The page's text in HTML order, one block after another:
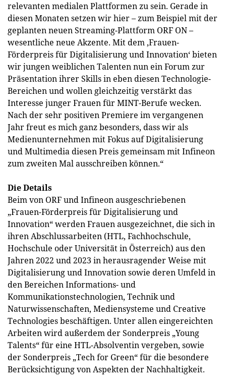
relevanten medialen Plattformen zu sein. Gerade in
diesen Monaten setzen wir hier – zum Beispiel mit der
geplanten neuen Streaming-Plattform ORF ON –
wesentliche neue Akzente. Mit dem ‚Frauen-
Förderpreis für Digitalisierung und Innovation‘ bieten
wir jungen weiblichen Talenten nun ein Forum zur
Präsentation ihrer Skills in eben diesen Technologie-
Bereichen und wollen gleichzeitig verstärkt das
Interesse junger Frauen für MINT-Berufe wecken.
Nach der sehr positiven Premiere im vergangenen
Jahr freut es mich ganz besonders, dass wir als
Medienunternehmen mit Fokus auf Digitalisierung
und Multimedia diesen Preis gemeinsam mit Infineon
zum zweiten Mal ausschreiben können.“
Die Details
Beim von ORF und Infineon ausgeschriebenen
„Frauen-Förderpreis für Digitalisierung und
Innovation“ werden Frauen ausgezeichnet, die sich in
ihren Abschlussarbeiten (HTL, Fachhochschule,
Hochschule oder Universität in Österreich) aus den
Jahren 2022 und 2023 in herausragender Weise mit
Digitalisierung und Innovation sowie deren Umfeld in
den Bereichen Informations- und
Kommunikationstechnologien, Technik und
Naturwissenschaften, Mediensysteme und Creative
Technologies beschäftigen. Unter allen eingereichten
Arbeiten wird außerdem der Sonderpreis „Young
Talents“ für eine HTL-Absolventin vergeben, sowie
der Sonderpreis „Tech for Green“ für die besondere
Berücksichtigung von Aspekten der Nachhaltigkeit.